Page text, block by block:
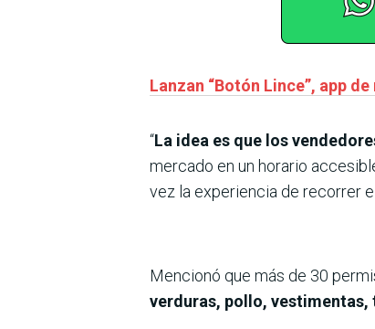
Lanzan “Botón Lince”, app
“La idea es que los
mercado en un horario
vez la experiencia de recorrer
Mencionó que más de 30
verduras, pollo, vestimentas,